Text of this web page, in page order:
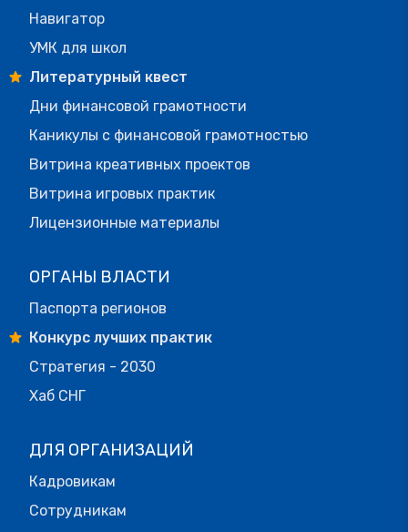
Навигатор
УМК для школ
Литературный квест
Дни финансовой грамотности
Каникулы с финансовой грамотностью
Витрина креативных проектов
Витрина игровых практик
Лицензионные материалы
ОРГАНЫ ВЛАСТИ
Паспорта регионов
Конкурс лучших практик
Стратегия - 2030
Хаб СНГ
ДЛЯ ОРГАНИЗАЦИЙ
Кадровикам
Сотрудникам